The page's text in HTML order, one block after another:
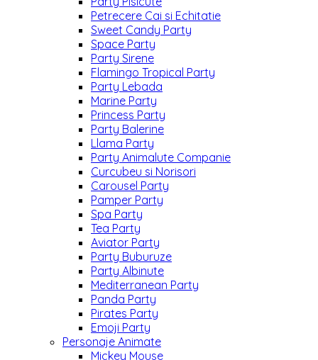
Petrecere Cai si Echitatie
Sweet Candy Party
Space Party
Party Sirene
Flamingo Tropical Party
Party Lebada
Marine Party
Princess Party
Party Balerine
Llama Party
Party Animalute Companie
Curcubeu si Norisori
Carousel Party
Pamper Party
Spa Party
Tea Party
Aviator Party
Party Buburuze
Party Albinute
Mediterranean Party
Panda Party
Pirates Party
Emoji Party
Personaje Animate
Mickey Mouse